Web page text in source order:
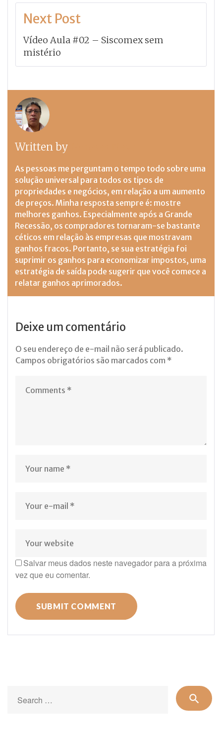
Next Post
Vídeo Aula #02 – Siscomex sem
mistério
Written by
As pessoas me perguntam o tempo todo sobre uma
solução universal para todos os tipos de
propriedades e negócios, em relação a um aumento
de preços. Minha resposta sempre é: mostre
melhores ganhos. Especialmente após a Grande
Recessão, os compradores tornaram-se bastante
céticos em relação às empresas que mostravam
ganhos fracos. Portanto, se sua estratégia foi
suprimir os ganhos para economizar impostos, uma
estratégia de saída pode sugerir que você comece a
relatar ganhos aprimorados.
Deixe um comentário
O seu endereço de e-mail não será publicado.
Campos obrigatórios são marcados com *
Salvar meus dados neste navegador para a próxima
vez que eu comentar.
for:
search